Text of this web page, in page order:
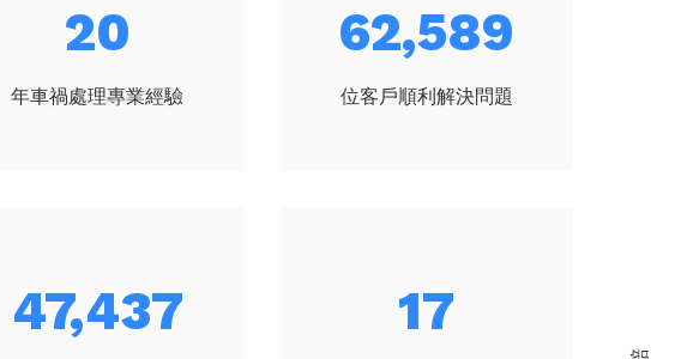
23
年車禍處理專業經驗
69,765
位客戶順利解決問題
52,875 19